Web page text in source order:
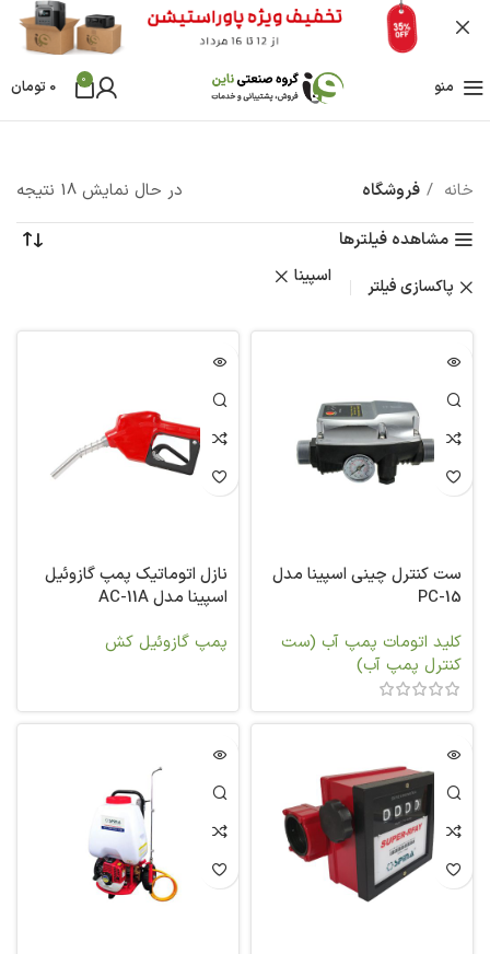
منو 0
0 تومان
خانه فروشگاه
در حال نمایش 18 نتیجه
مشاهده فیلترها
پاکسازی فیلتر اسپینا
ست کنترل چینی اسپینا مدل
PC-15
کلید اتومات پمپ آب (ست
کنترل پمپ آب)
نازل اتوماتیک پمپ گازوئیل
اسپینا مدل AC-11A
پمپ گازوئیل کش